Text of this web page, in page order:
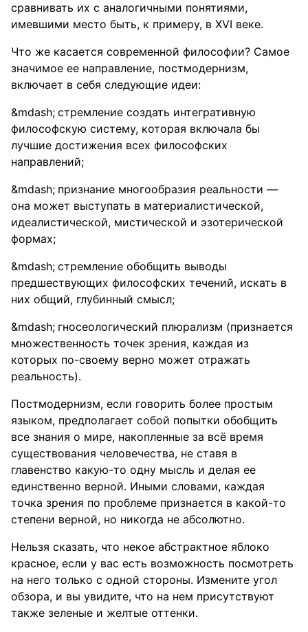
сравнивать их с аналогичными понятиями,
имевшими место быть, к примеру, в XVI веке.
Что же касается современной философии? Самое
значимое ее направление, постмодернизм,
включает в себя следующие идеи:
стремление создать интегративную
философскую систему, которая включала бы
лучшие достижения всех философских
направлений;
признание многообразия реальности —
она может выступать в материалистической,
идеалистической, мистической и эзотерической
формах;
стремление обобщить выводы
предшествующих философских течений, искать в
них общий, глубинный смысл;
гносеологический плюрализм (признается
множественность точек зрения, каждая из
которых по-своему верно может отражать
реальность).
Постмодернизм, если говорить более простым
языком, предполагает собой попытки обобщить
все знания о мире, накопленные за всё время
существования человечества, не ставя в
главенство какую-то одну мысль и делая ее
единственно верной. Иными словами, каждая
точка зрения по проблеме признается в какой-то
степени верной, но никогда не абсолютно.
Нельзя сказать, что некое абстрактное яблоко
красное, если у вас есть возможность посмотреть
на него только с одной стороны. Измените угол
обзора, и вы увидите, что на нем присутствуют
также зеленые и желтые оттенки.